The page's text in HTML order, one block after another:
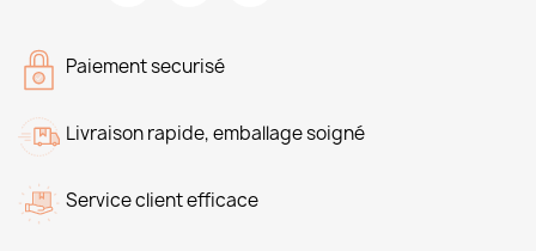
Paiement securisé
Livraison rapide, emballage soigné
Service client efficace